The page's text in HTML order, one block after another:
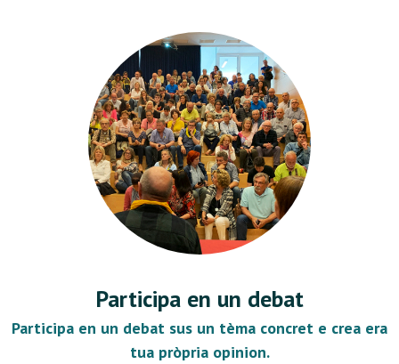
Participa en un debat
Participa en un debat sus un tèma concret e crea era
tua pròpria opinion.